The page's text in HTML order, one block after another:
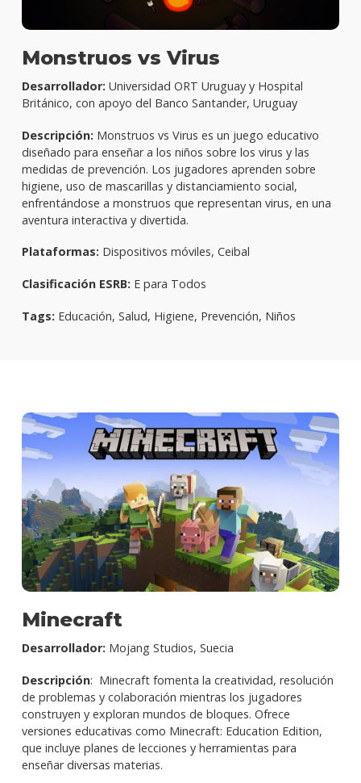
Monstruos vs Virus
Desarrollador: Universidad ORT Uruguay y Hospital
Británico, con apoyo del Banco Santander, Uruguay
Descripción: Monstruos vs Virus es un juego educativo
diseñado para enseñar a los niños sobre los virus y las
medidas de prevención. Los jugadores aprenden sobre
higiene, uso de mascarillas y distanciamiento social,
enfrentándose a monstruos que representan virus, en una
aventura interactiva y divertida.
Plataformas: Dispositivos móviles, Ceibal
Clasificación ESRB: E para Todos
Tags: Educación, Salud, Higiene, Prevención, Niños
Minecraft
Desarrollador: Mojang Studios, Suecia
Descripción: Minecraft fomenta la creatividad, resolución
de problemas y colaboración mientras los jugadores
construyen y exploran mundos de bloques. Ofrece
versiones educativas como Minecraft: Education Edition,
que incluye planes de lecciones y herramientas para
enseñar diversas materias.